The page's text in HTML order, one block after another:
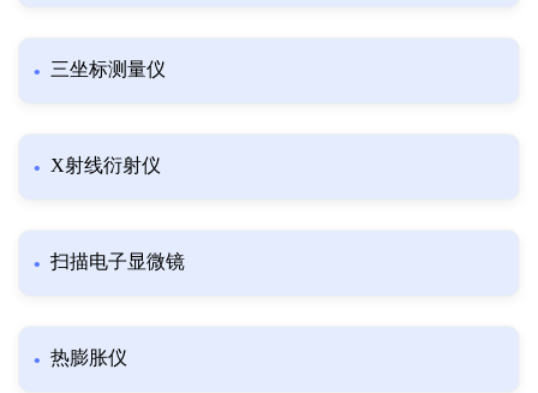
三坐标测量仪
X射线衍射仪
扫描电子显微镜
热膨胀仪